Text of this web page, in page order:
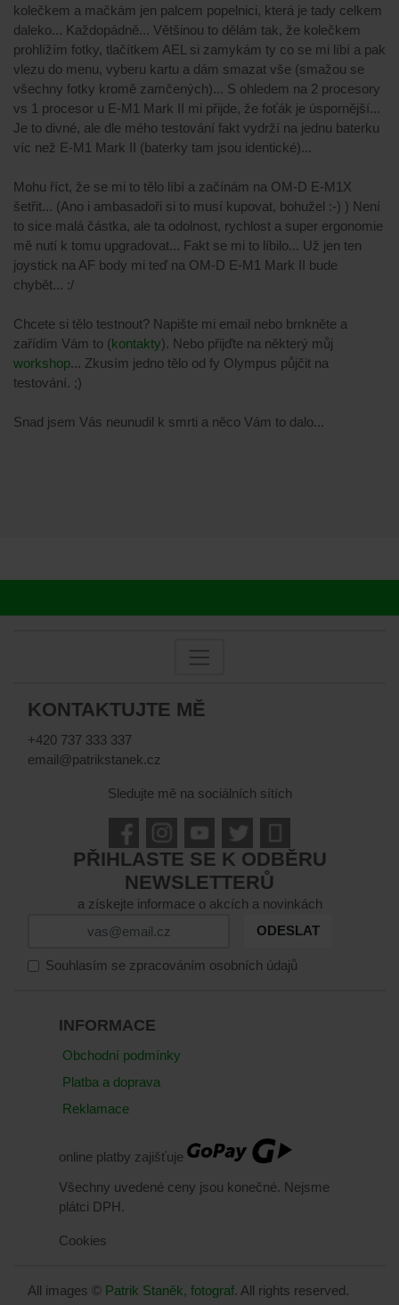
kolečkem a mačkám jen palcem popelnici, která je tady celkem
daleko... Každopádně... Většinou to dělám tak, že kolečkem
prohlížím fotky, tlačítkem AEL si zamykám ty co se mi líbí a pak
vlezu do menu, vyberu kartu a dám smazat vše (smažou se
všechny fotky kromě zamčených)... S ohledem na 2 procesory
vs 1 procesor u E-M1 Mark II mi přijde, že foťák je úspornější...
Je to divné, ale dle mého testování fakt vydrží na jednu baterku
víc než E-M1 Mark II (baterky tam jsou identické)...
Mohu říct, že se mi to tělo líbí a začínám na OM-D E-M1X
šetřit... (Ano i ambasadoři si to musí kupovat, bohužel :-) ) Není
to sice malá částka, ale ta odolnost, rychlost a super ergonomie
mě nutí k tomu upgradovat... Fakt se mi to líbilo... Už jen ten
joystick na AF body mi teď na OM-D E-M1 Mark II bude
chybět... :/
Chcete si tělo testnout? Napište mi email nebo brnkněte a
zařídím Vám to (kontakty). Nebo přijďte na některý můj
workshop... Zkusím jedno tělo od fy Olympus půjčit na
testování. ;)
Snad jsem Vás neunudil k smrti a něco Vám to dalo...
KONTAKTUJTE MĚ
+420 737 333 337
email@patrikstanek.cz
Sledujte mě na sociálních sítích
PŘIHLASTE SE K ODBĚRU
NEWSLETTERŮ
a získejte informace o akcích a novinkách
ODESLAT
Souhlasím se zpracováním osobních údajů
INFORMACE
Obchodní podmínky
Platba a doprava
Reklamace
online platby zajišťuje
Všechny uvedené ceny jsou konečné. Nejsme
plátci DPH.
Cookies
All images © Patrik Staněk, fotograf. All rights reserved.